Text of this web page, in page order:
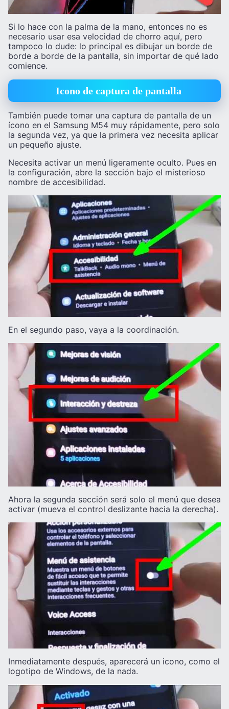
Si lo hace con la palma de la mano, entonces no es
necesario usar esa velocidad de chorro aquí, pero
tampoco lo dude: lo principal es dibujar un borde de
borde a borde de la pantalla, sin importar de qué lado
comience.
Icono de captura de pantalla
También puede tomar una captura de pantalla de un
ícono en el Samsung M54 muy rápidamente, pero solo
la segunda vez, ya que la primera vez necesita aplicar
un pequeño ajuste.
Necesita activar un menú ligeramente oculto. Pues en
la configuración, abre la sección bajo el misterioso
nombre de accesibilidad.
En el segundo paso, vaya a la coordinación.
Ahora la segunda sección será solo el menú que desea
activar (mueva el control deslizante hacia la derecha).
Inmediatamente después, aparecerá un icono, como el
logotipo de Windows, de la nada.